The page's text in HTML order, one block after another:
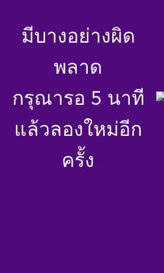
มีบางอย่างผิด
พลาด
กรุณารอ 5 นาที
แล้วลองใหม่อีก
ครั้ง